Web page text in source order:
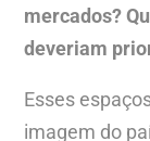
mercados?
deveriam
Esses
imagem do